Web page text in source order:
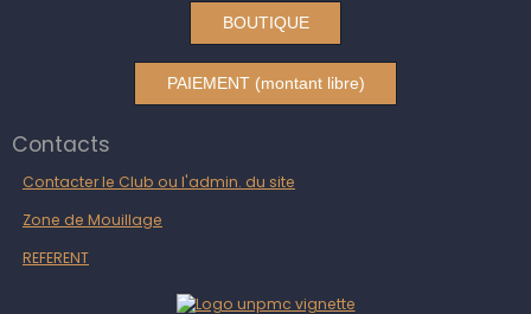
BOUTIQUE
PAIEMENT (montant libre)
Contacts
Contacter le Club ou l'admin. du site
Zone de Mouillage
REFERENT